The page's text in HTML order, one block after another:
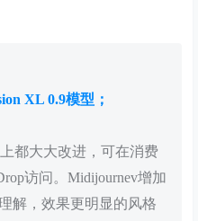
XL 0.9模型；
都大大改进，可在消费
访问。Midijournev增加
解，效果更明显的风格